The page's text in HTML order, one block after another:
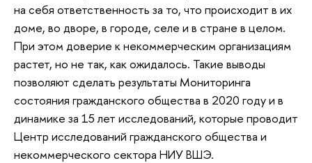
на себя ответственность за то, что происходит в их
доме, во дворе, в городе, селе и в стране в целом.
При этом доверие к некоммерческим организациям
растет, но не так, как ожидалось. Такие выводы
позволяют сделать результаты Мониторинга
состояния гражданского общества в 2020 году и в
динамике за 15 лет исследований, которые проводит
Центр исследований гражданского общества и
некоммерческого сектора НИУ ВШЭ.